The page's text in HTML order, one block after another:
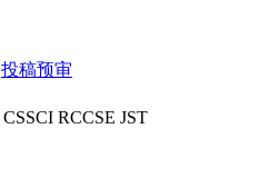
投稿预审
CSSCI RCCSE JST